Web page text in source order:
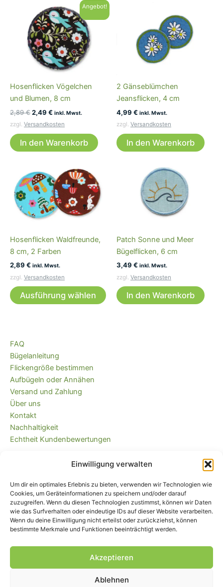
Einwilligung verwalten
Um dir ein optimales Erlebnis zu bieten, verwenden wir Technologien wie
Cookies, um Geräteinformationen zu speichern und/oder darauf
zuzugreifen. Wenn du diesen Technologien zustimmst, können wir Daten
wie das Surfverhalten oder eindeutige IDs auf dieser Website verarbeiten.
Wenn du deine Einwilligung nicht erteilst oder zurückziehst, können
bestimmte Merkmale und Funktionen beeinträchtigt werden.
Akzeptieren
Ablehnen
Angebot!
Hosenflicken Vögelchen
und Blumen, 8 cm
2,89€Ursprünglicher
Preis
war:
2,49 € Aktueller
ist:
inkl. Mwst.
zzgl. Versandkosten
In den Warenkorb
2 Gänseblümchen
Jeansflicken, 4 cm
4,99 € inkl. Mwst.
zzgl. Versandkosten
In den Warenkorb
Hosenflicken Waldfreunde,
8 cm, 2 Farben
2,89 € inkl. Mwst.
zzgl. Versandkosten
Ausführung wählen
Dieses
Produkt
werden
Patch Sonne und Meer
Bügelflicken, 6 cm
3,49 € inkl. Mwst.
zzgl. Versandkosten
In den Warenkorb
FAQ
Bügelanleitung
Flickengröße bestimmen
Aufbügeln oder Annähen
Versand und Zahlung
Über uns
Kontakt
Nachhaltigkeit
Echtheit Kundenbewertungen
Kaufvertrag widerrufen
Versandkostenfrei ab 35 EUR (DE) und
immer plastikfrei verpackt!
Widerrufsbelehrung und -formular